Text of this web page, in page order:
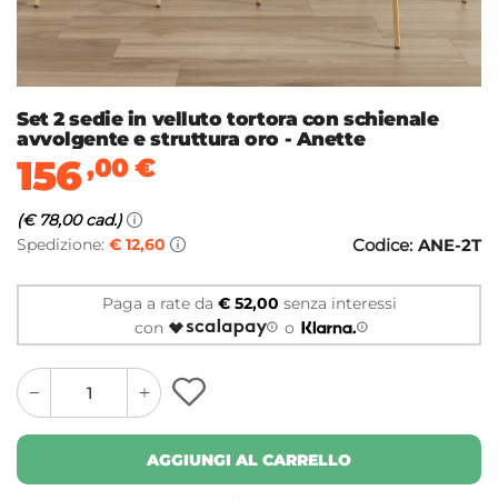
Set 2 sedie in velluto tortora con schienale
avvolgente e struttura oro - Anette
156,00€
(€ 78,00 cad.)
Spedizione: € 12,60 Codice: ANE-2T
Paga a rate da € 52,00 senza interessi
con
o
quantity
button
quantity
minus
button
AGGIUNGI AL CARRELLO